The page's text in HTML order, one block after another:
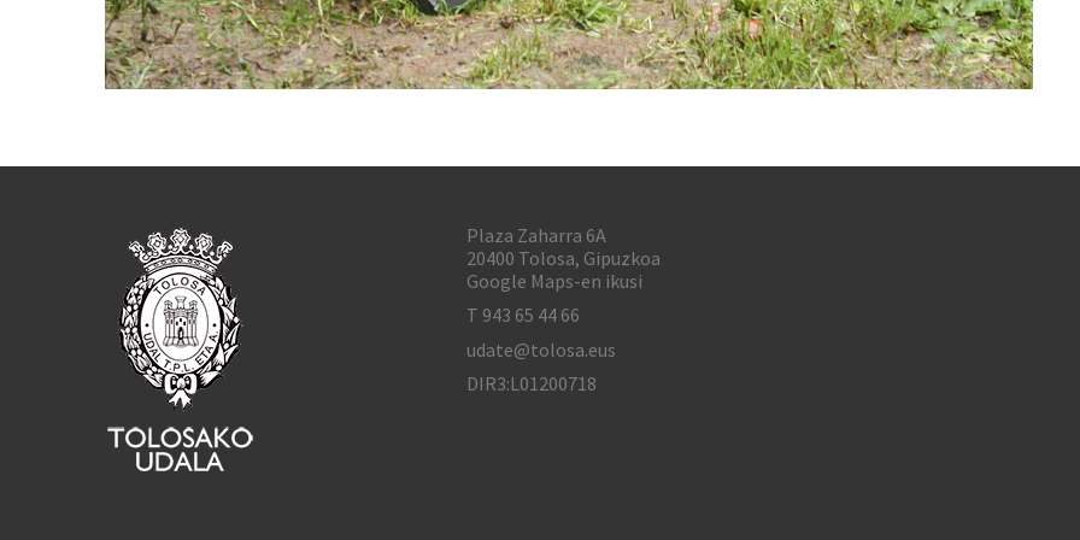
Plaza Zaharra 6A
20400 Tolosa, Gipuzkoa
Google Maps-en ikusi
T 943 65 44 66
udate@tolosa.eus
DIR3:L01200718